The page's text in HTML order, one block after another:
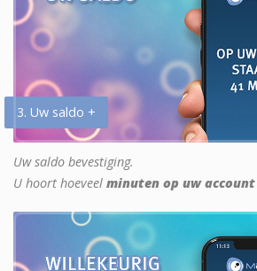
3. Uw saldo +
Uw saldo bevestiging.
U hoort hoeveel minuten op uw account